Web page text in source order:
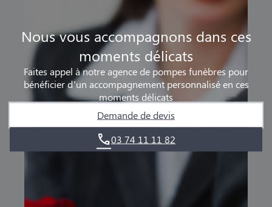
Nous vous accompagnons dans ces
moments délicats
Faites appel à notre agence de pompes funèbres pour
bénéficier d’un accompagnement personnalisé en ces
moments délicats
Demande de devis
03 74 11 11 82